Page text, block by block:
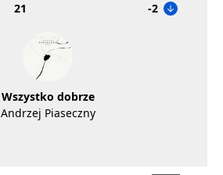
21 -2
Wszystko dobrze
Andrzej Piaseczny